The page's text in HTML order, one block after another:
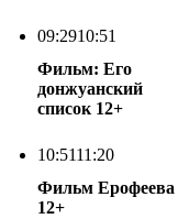
09:2910:51
Фильм: Его
донжуанский
список 12+
10:5111:20
Фильм Ерофеева
12+